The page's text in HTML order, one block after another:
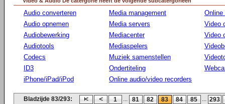
Audio converteren
Audio opnemen
Audiobewerking
Audiotools
Codecs
ID3
iPhone/iPad/iPod
Media management
Media servers
Mediacenter
Mediaspelers
Muziek samenstellen
Ondertiteling
Online audio/video recorders
Online
Video
Video
Bladzijde 83/293: 1 ... 81 82 83 84 85 ... 293